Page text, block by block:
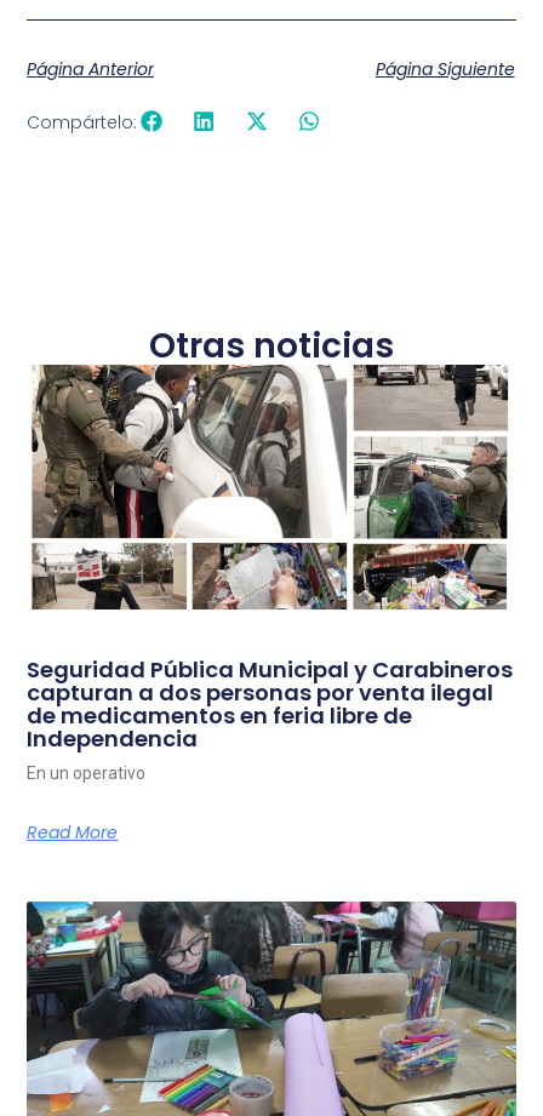
Página Anterior Página Siguiente
Compártelo:
Otras noticias
Seguridad Pública Municipal y Carabineros
capturan a dos personas por venta ilegal
de medicamentos en feria libre de
Independencia
En un operativo
Read More